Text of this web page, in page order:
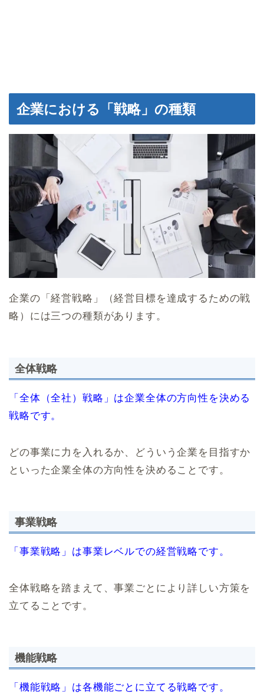
企業における「戦略」の種類
企業の「経営戦略」（経営目標を達成するための戦
略）には三つの種類があります。
全体戦略
「全体（全社）戦略」は企業全体の方向性を決める
戦略です。
どの事業に力を入れるか、どういう企業を目指すか
といった企業全体の方向性を決めることです。
事業戦略
「事業戦略」は事業レベルでの経営戦略です。
全体戦略を踏まえて、事業ごとにより詳しい方策を
立てることです。
機能戦略
「機能戦略」は各機能ごとに立てる戦略です。